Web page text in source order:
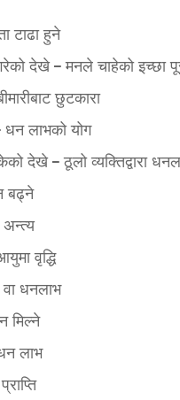
टाढा हुने
देखे – मनले चाहेको इच्छा
छुटकारा
लाभको योग
देखे – ठूलो व्यक्तिद्वारा
बढ्ने
वृद्धि
धनलाभ
मिल्ने
लाभ